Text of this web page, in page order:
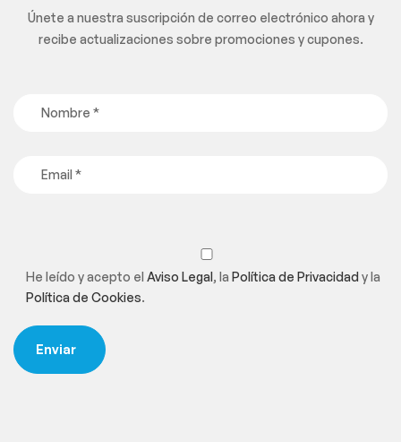
Únete a nuestra suscripción de correo electrónico ahora y
recibe actualizaciones sobre promociones y cupones.
He leído y acepto el Aviso Legal, la Política de Privacidady la
Política de Cookies.